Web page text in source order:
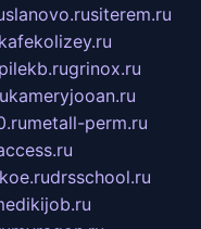
siterem.ru
kafekolizey.ru
grinox.ru
kameryjooan.ru
metall-perm.ru
drsschool.ru